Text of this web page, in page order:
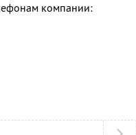
компании: